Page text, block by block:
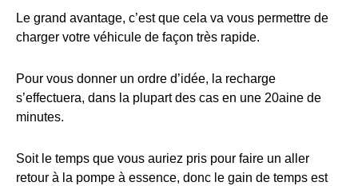
Le grand avantage, c’est que cela va vous permettre de
charger votre véhicule de façon très rapide.
Pour vous donner un ordre d’idée, la recharge
s’effectuera, dans la plupart des cas en une 20aine de
minutes.
Soit le temps que vous auriez pris pour faire un aller
retour à la pompe à essence, donc le gain de temps est